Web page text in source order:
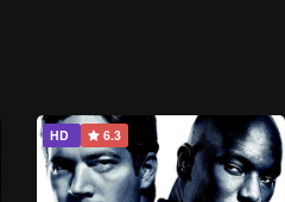
HD 6.3